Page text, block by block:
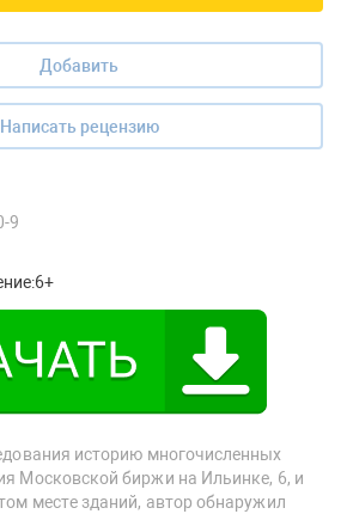
Добавить
Написать рецензию
9
6+
историю многочисленных
Московской биржи на Ильинке, 6, и
месте зданий, автор обнаружил